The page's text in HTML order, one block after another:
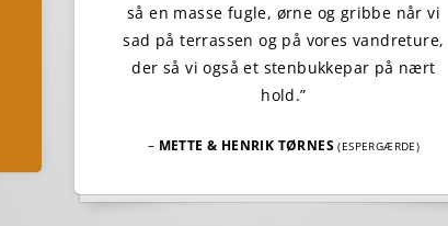
så en masse fugle, ørne og gribbe når vi
sad på terrassen og på vores vandreture,
der så vi også et stenbukkepar på nært
hold.”
– METTE & HENRIK TØRNES (ESPERGÆRDE)